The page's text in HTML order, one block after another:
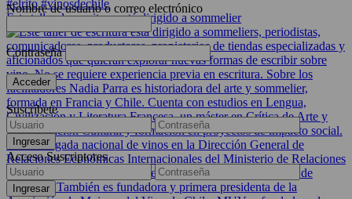
Este taller de escritura está dirigido a sommelier
Nombre de usuario o correo electrónico
Contraseña
Suscríbete
Acceso Suscriptores